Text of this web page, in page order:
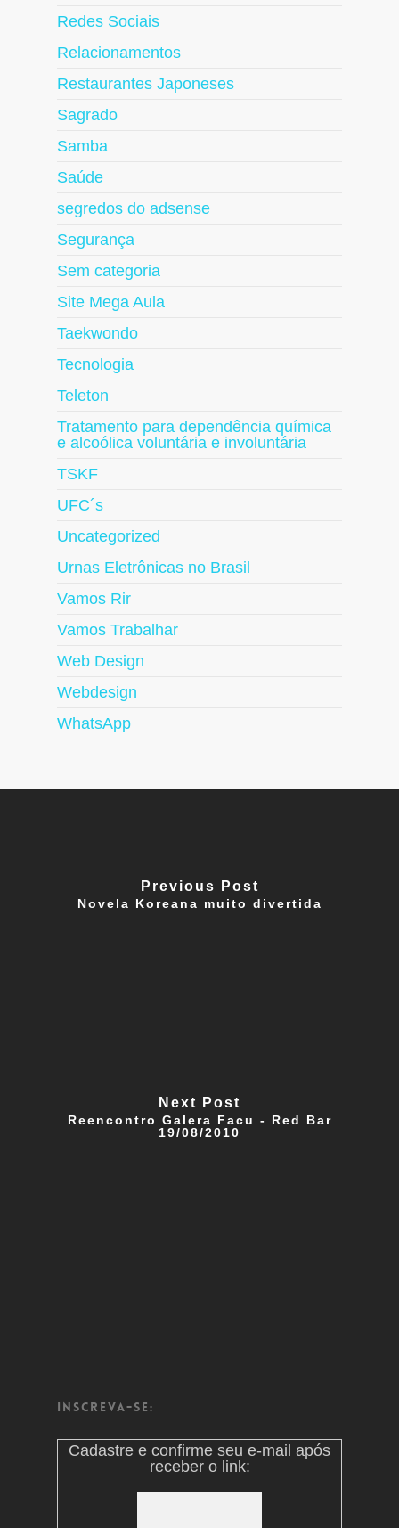
Redes Sociais
Relacionamentos
Restaurantes Japoneses
Sagrado
Samba
Saúde
segredos do adsense
Segurança
Sem categoria
Site Mega Aula
Taekwondo
Tecnologia
Teleton
Tratamento para dependência química
e alcoólica voluntária e involuntária
TSKF
UFC´s
Uncategorized
Urnas Eletrônicas no Brasil
Vamos Rir
Vamos Trabalhar
Web Design
Webdesign
WhatsApp
Previous Post
Novela Koreana muito divertida
Next Post
Reencontro Galera Facu - Red Bar
19/08/2010
Inscreva-se:
Cadastre e confirme seu e-mail após
receber o link: